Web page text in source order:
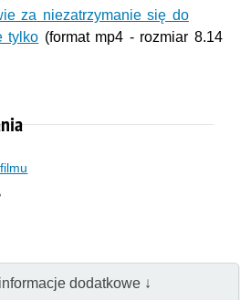
za niezatrzymanie się do
tylko (format mp4 - rozmiar 8.14
dodatkowe ↓